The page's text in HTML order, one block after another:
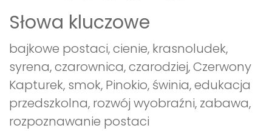
Słowa kluczowe
bajkowe postaci, cienie, krasnoludek,
syrena, czarownica, czarodziej, Czerwony
Kapturek, smok, Pinokio, świnia, edukacja
przedszkolna, rozwój wyobraźni, zabawa,
rozpoznawanie postaci